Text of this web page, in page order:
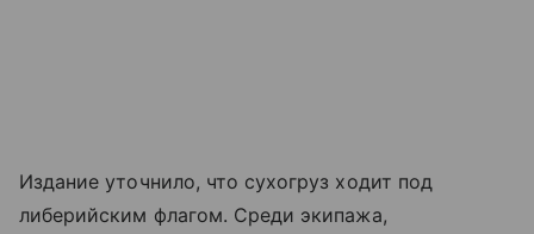
Издание уточнило, что сухогруз ходит под
либерийским флагом. Среди экипажа,